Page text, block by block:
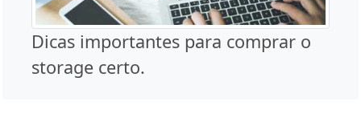
Dicas importantes para comprar o
storage certo.